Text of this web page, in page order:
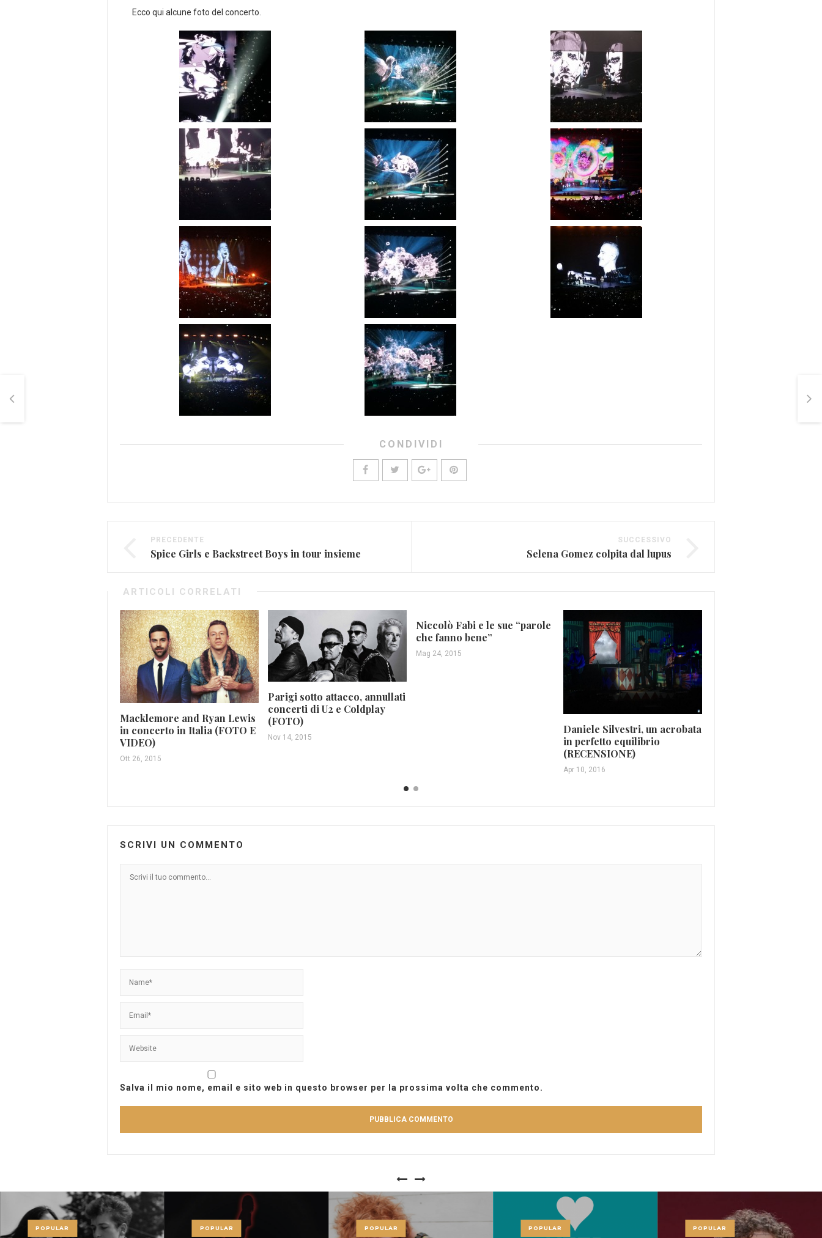
Ecco qui alcune foto del concerto.
CONDIVIDI
PRECEDENTE
Spice Girls e Backstreet Boys in tour insieme
SUCCESSIVO
Selena Gomez colpita dal lupus
ARTICOLI CORRELATI
Macklemore and Ryan Lewis
in concerto in Italia (FOTO E
VIDEO)
Ott 26, 2015
Parigi sotto attacco, annullati
concerti di U2 e Coldplay
(FOTO)
Nov 14, 2015
Niccolò Fabi e le sue “parole
che fanno bene”
Mag 24, 2015
Daniele Silvestri, un acrobata
in perfetto equilibrio
(RECENSIONE)
Apr 10, 2016
SCRIVI UN COMMENTO
Salva il mio nome, email e sito web in questo browser per la prossima volta che commento.
POPULAR POPULAR POPULAR POPULAR POPULAR